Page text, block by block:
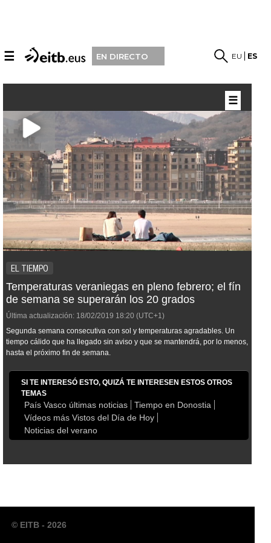
☰ EN DIRECTO EU ES
EL TIEMPO
Temperaturas veraniegas en pleno febrero; el fín
de semana se superarán los 20 grados
Última actualización: 18/02/2019 18:20 (UTC+1)
Segunda semana consecutiva con sol y temperaturas agradables. Un
tiempo cálido que ha llegado sin aviso y que se mantendrá, por lo menos,
hasta el próximo fin de semana.
SI TE INTERESÓ ESTO, QUIZÁ TE INTERESEN ESTOS OTROS
TEMAS
País Vasco últimas noticias
Tiempo en Donostia
Vídeos más Vistos del Día de Hoy
Noticias del verano
☰
© EITB - 2026